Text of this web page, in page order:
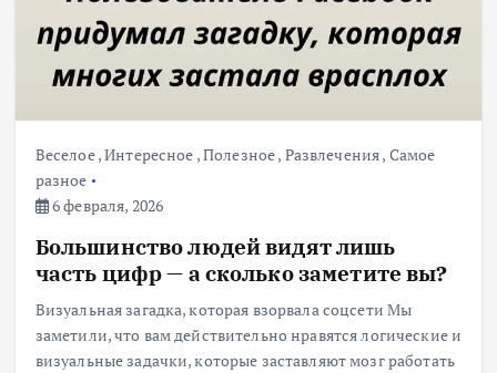
Веселое,Интересное ,Полезное, Развлечения, Самое
разное
6 февраля, 2026
Большинство людей видят лишь
часть цифр — а сколько заметите вы?
Визуальная загадка, которая взорвала соцсети Мы
заметили, что вам действительно нравятся логические и
визуальные задачки, которые заставляют мозг работать